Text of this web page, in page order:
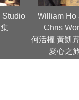
Studio
William Ho
Chris
何活權 黃凱
愛心之